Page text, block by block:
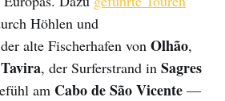
Höhlen und
alte Fischerhafen von Olhão,
Tavira, der Surferstrand in Sagres
am Cabo de São Vicente —